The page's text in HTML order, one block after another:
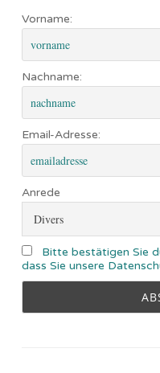
Vorname:
Nachname:
Email-Adresse:
Anrede
Bitte bestätigen Sie
dass Sie unsere